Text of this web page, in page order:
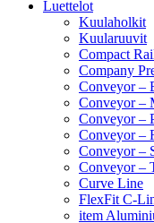
Luettelot
Kuulaholkit
Kuularuuvit
Compact
Company
Conveyor –
Conveyor –
Conveyor –
Conveyor –
Conveyor –
Conveyor –
Curve Line
FlexFit C-
item